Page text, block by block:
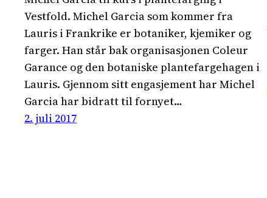
Vestfold. Michel Garcia som kommer fra
Lauris i Frankrike er botaniker, kjemiker og
farger. Han står bak organisasjonen Coleur
Garance og den botaniske plantefargehagen i
Lauris. Gjennom sitt engasjement har Michel
Garcia har bidratt til fornyet…
2. juli 2017